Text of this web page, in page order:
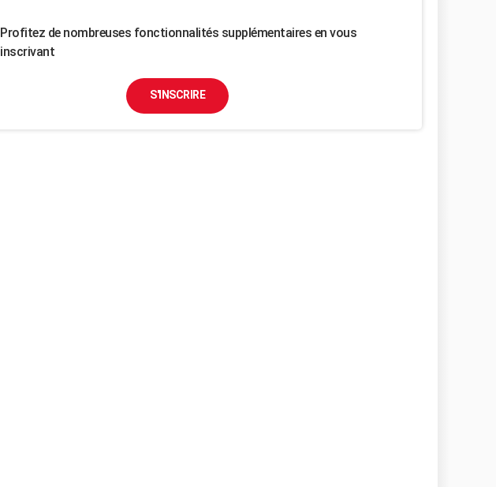
Profitez de nombreuses fonctionnalités supplémentaires en vous
inscrivant
S'INSCRIRE